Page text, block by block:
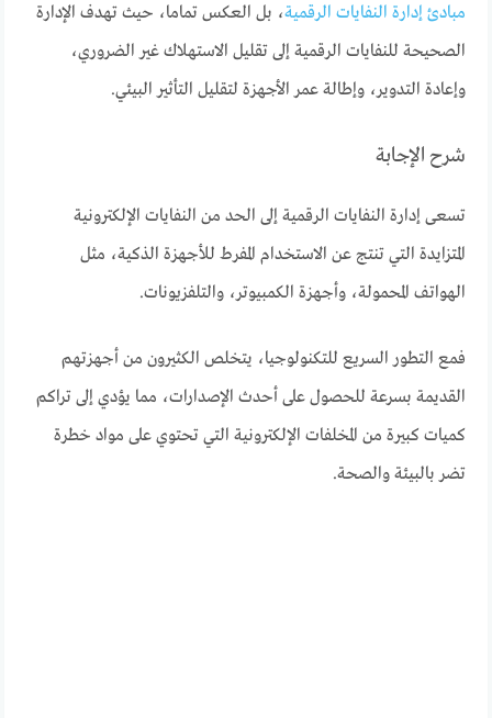
مبادئ إدارة النفايات الرقمية، بل العكس تماما، حيث تهدف الإدارة
الصحيحة للنفايات الرقمية إلى تقليل الاستهلاك غير الضروري،
وإعادة التدوير، وإطالة عمر الأجهزة لتقليل التأثير البيئي.
شرح الإجابة
تسعى إدارة النفايات الرقمية إلى الحد من النفايات الإلكترونية
المتزايدة التي تنتج عن الاستخدام المفرط للأجهزة الذكية، مثل
الهواتف المحمولة، وأجهزة الكمبيوتر، والتلفزيونات.
فمع التطور السريع للتكنولوجيا، يتخلص الكثيرون من أجهزتهم
القديمة بسرعة للحصول على أحدث الإصدارات، مما يؤدي إلى تراكم
كميات كبيرة من المخلفات الإلكترونية التي تحتوي على مواد خطرة
تضر بالبيئة والصحة.